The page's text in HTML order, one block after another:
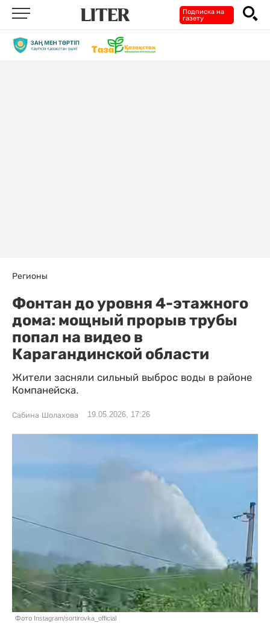
Подписка на
газету
Регионы
Фонтан до уровня 4-этажного
дома: мощный прорыв трубы
попал на видео в
Карагандинской области
Жители засняли сильный выброс воды в районе
Компанейска.
Сабина Шолахова 19.05.2026, 17:26
Фото Instagram/sortirovka_official